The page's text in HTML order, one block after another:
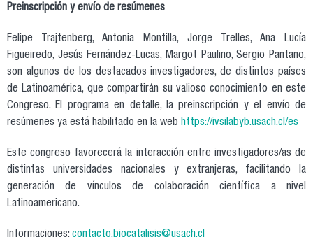
Preinscripción y envío de resúmenes
Felipe Trajtenberg, Antonia Montilla, Jorge Trelles, Ana Lucía
Figueiredo, Jesús Fernández-Lucas, Margot Paulino, Sergio Pantano,
son algunos de los destacados investigadores, de distintos países
de Latinoamérica, que compartirán su valioso conocimiento en este
Congreso. El programa en detalle, la preinscripción y el envío de
resúmenes ya está habilitado en la web https://ivsilabyb.usach.cl/es
Este congreso favorecerá la interacción entre investigadores/as de
distintas universidades nacionales y extranjeras, facilitando la
generación de vínculos de colaboración científica a nivel
Latinoamericano.
Informaciones: contacto.biocatalisis@usach.cl